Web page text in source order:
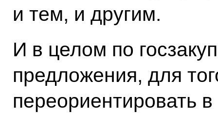
и тем, и другим.
И в целом по
предложения, для
переориентировать